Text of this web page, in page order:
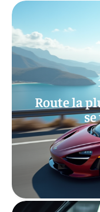
Route la